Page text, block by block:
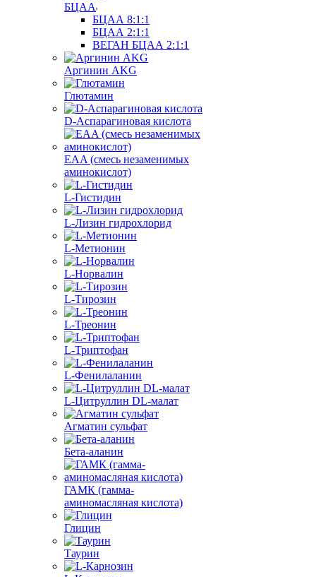
БЦАА
БЦАА 8:1:1
БЦАА 2:1:1
ВЕГАН БЦАА 2:1:1
Аргинин AKG
Глютамин
D-Аспарагиновая кислота
EAA (смесь незаменимых
аминокислот)
L-Гистидин
L-Лизин гидрохлорид
L-Метионин
L-Норвалин
L-Тирозин
L-Треонин
L-Триптофан
L-Фенилаланин
L-Цитруллин DL-малат
Агматин cульфат
Бета-аланин
ГАМК (гамма-
аминомасляная кислота)
Глицин
Таурин